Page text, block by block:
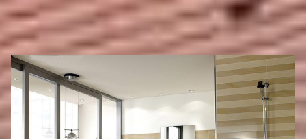
GEWERBE VOR ORT
Eigenen Eintrag kostenlos erstellen >